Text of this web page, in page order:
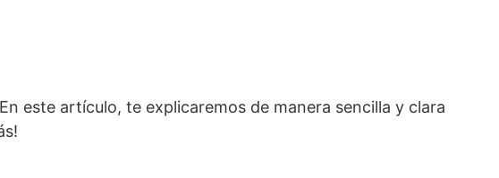
este artículo, te explicaremos de manera sencilla y clara